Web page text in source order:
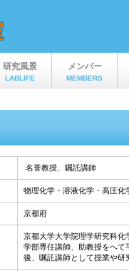
名誉教授、嘱託講師
物理化学・溶液化学・高圧化
京都府
京都大学大学院理学研究科化
学部専任講師、助教授をへて
後、嘱託講師として授業や研
研究風景
LABLIFE
メンバー
MEMBERS